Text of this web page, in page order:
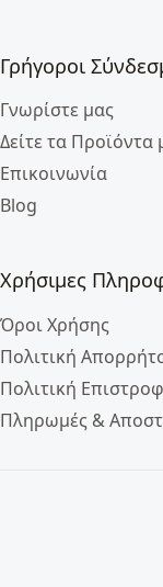
Γρήγοροι
Γνωρίστε μας
Δείτε τα Προϊόντα
Επικοινωνία
Blog
Χρήσιμες
Όροι Χρήσης
Πολιτική
Πολιτική
Πληρωμές &